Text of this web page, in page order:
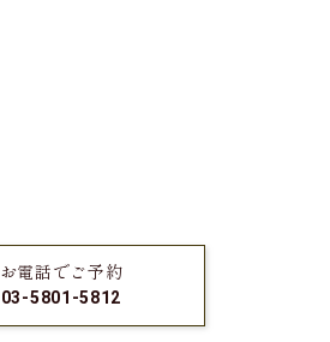
お電話でご予約
03-5801-5812